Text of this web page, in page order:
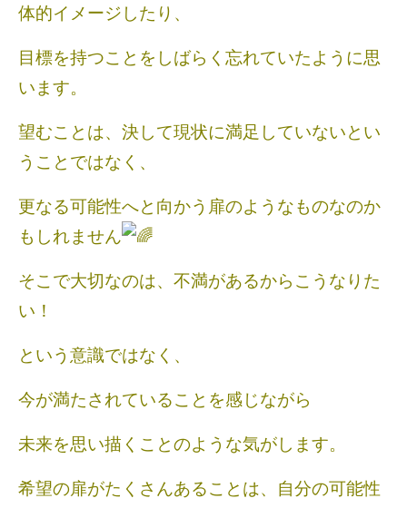
体的イメージしたり、
目標を持つことをしばらく忘れていたように思
います。
望むことは、決して現状に満足していないとい
うことではなく、
更なる可能性へと向かう扉のようなものなのか
もしれません
そこで大切なのは、不満があるからこうなりた
い！
という意識ではなく、
今が満たされていることを感じながら
未来を思い描くことのような気がします。
希望の扉がたくさんあることは、自分の可能性